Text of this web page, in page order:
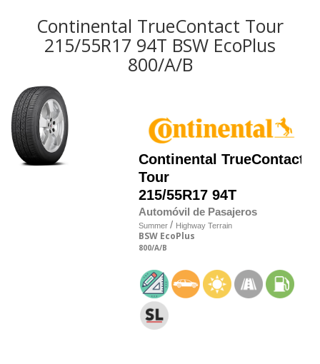
Continental TrueContact Tour
215/55R17 94T BSW EcoPlus
800/A/B
Continental TrueContact
Tour
215/55R17 94T
Automóvil de Pasajeros
Summer / Highway Terrain
BSW EcoPlus
800/A/B